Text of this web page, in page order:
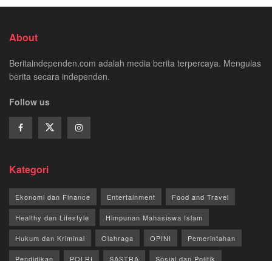
About
Beritaindependen.com adalah media berita terpercaya. Mengulas
berita secara independen.
Follow us
Kategori
Ekonomi dan Finance Entertainment Food and Travel
Healthy dan Lifestyle Himpunan Mahasiswa Islam
Hukum dan Kriminal Olahraga OPINI Pemerintahan
Pendidikan POLRI SASTRA Sosial dan Politik